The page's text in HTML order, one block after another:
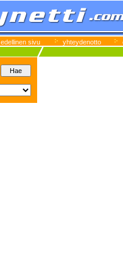
edellinen sivu yhteydenotto